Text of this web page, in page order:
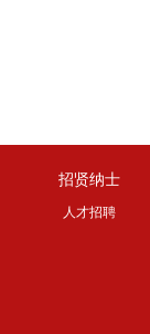
招贤纳士
人才招聘